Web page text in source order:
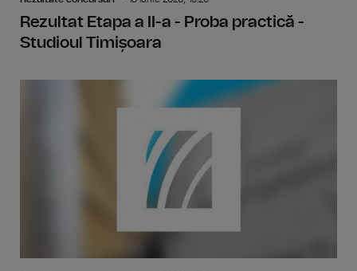
Rezultat Etapa a II-a - Proba practică -
Studioul Timișoara